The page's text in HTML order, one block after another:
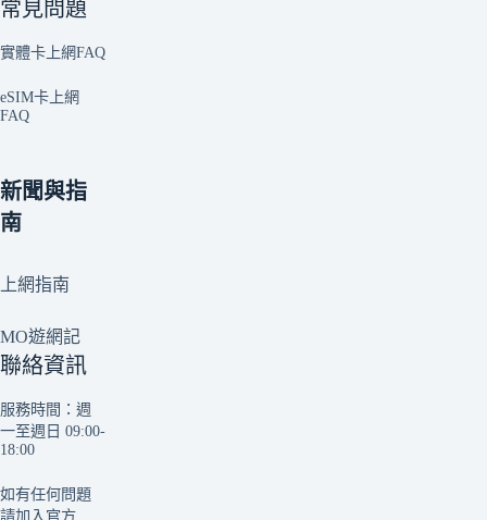
常見問題
實體卡上網FAQ
eSIM卡上網
FAQ
新聞與指
南
上網指南
MO遊網記
聯絡資訊
服務時間：週
一至週日 09:00-
18:00
如有任何問題
請加入官方